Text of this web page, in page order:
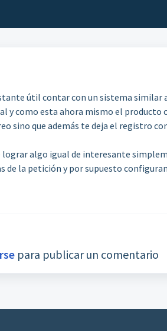
útil contar con un sistema similar
y como esta ahora mismo el
sino que además te deja el registro
lograr algo igual de interesante
de la petición y por supuesto
para publicar un comentario